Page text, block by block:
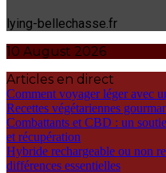
lying-bellechasse.fr
10 August 2026
Articles en direct
Comment voyager léger avec
Recettes végétariennes
Combattants et CBD : un
et récupération
Hybride rechargeable ou non
différences essentielles